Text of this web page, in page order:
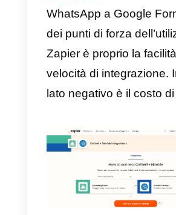
Ciao {{1}}, grazie
completato
nostro team ti
possibile.
Grazie alle
sarà possibile
che faccia
del template del